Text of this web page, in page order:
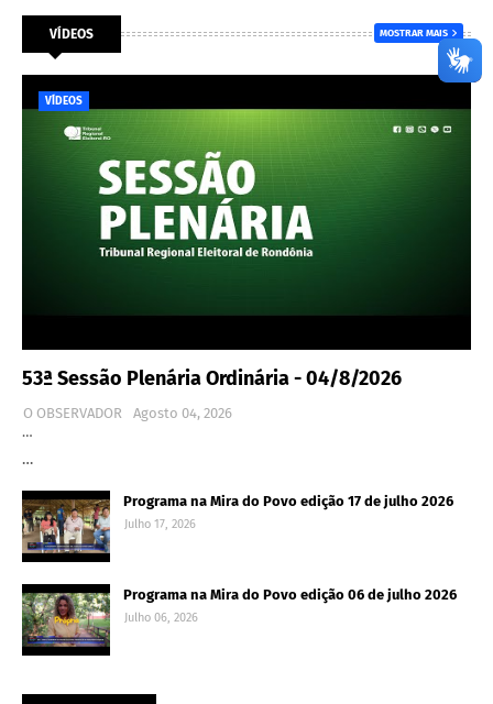
VÍDEOS MOSTRAR MAIS
VÍDEOS
53ª Sessão Plenária Ordinária - 04/8/2026
O OBSERVADOR
Agosto 04, 2026
…
…
Programa na Mira do Povo edição 17 de julho 2026
Julho 17, 2026
Programa na Mira do Povo edição 06 de julho 2026
Julho 06, 2026